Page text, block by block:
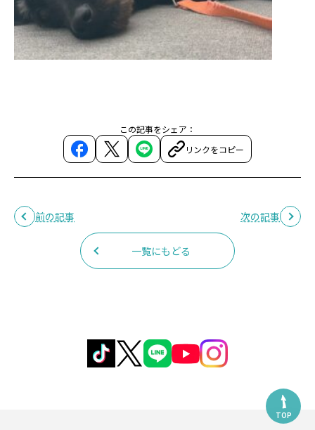
この記事をシェア：
リンクをコピー
前の記事
一覧にもどる
次の記事
TOP